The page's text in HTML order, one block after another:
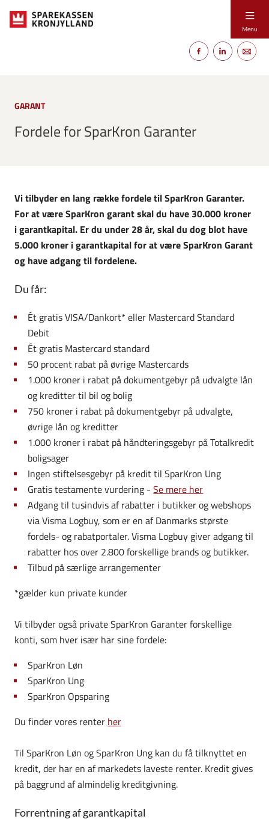
Menu
GARANT
Fordele for SparKron Garanter
Vi tilbyder en lang række fordele til SparKron Garanter.
For at være SparKron garant skal du have 30.000 kroner
i garantkapital. Er du under 28 år, skal du dog blot have
5.000 kroner i garantkapital for at være SparKron Garant
og have adgang til fordelene.
Du får:
Ét gratis VISA/Dankort* eller Mastercard Standard
Debit
Ét gratis Mastercard standard
50 procent rabat på øvrige Mastercards
1.000 kroner i rabat på dokumentgebyr på udvalgte lån
og kreditter til bil og bolig
750 kroner i rabat på dokumentgebyr på udvalgte,
øvrige lån og kreditter
1.000 kroner i rabat på håndteringsgebyr på Totalkredit
boligsager
Ingen stiftelsesgebyr på kredit til SparKron Ung
Gratis testamente vurdering -Se mere her
Adgang til tusindvis af rabatter i butikker og webshops
via Visma Logbuy, som er en af Danmarks største
fordels- og rabatportaler. Visma Logbuy giver adgang til
rabatter hos over 2.800 forskellige brands og butikker.
Tilbud på særlige arrangementer
*gælder kun private kunder
Vi tilbyder også private SparKron Garanter forskellige
konti, som hver især har sine fordele:
SparKron Løn
SparKron Ung
SparKron Opsparing
Du finder vores renter her
Til SparKron Løn og SparKron Ung kan du få tilknyttet en
kredit, der har en af markedets laveste renter. Kredit gives
på baggrund af almindelig kreditgivning.
Forrentning af garantkapital